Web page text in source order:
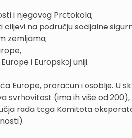
i njegovog Protokola;
na području socijalne
zemljama;
i Europskoj uniji.
Europe, proračun i osoblje. U
svrhovitost (ima ih više od
rada toga Komiteta